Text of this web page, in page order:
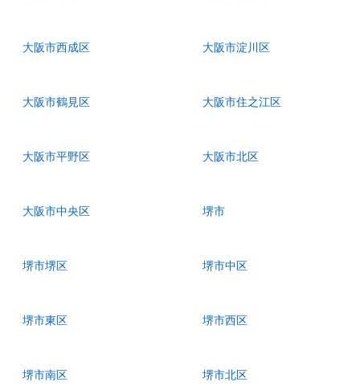
大阪市西成区 大阪市淀川区
大阪市鶴見区 大阪市住之江区
大阪市平野区 大阪市北区
大阪市中央区 堺市
堺市堺区 堺市中区
堺市東区 堺市西区
堺市南区 堺市北区